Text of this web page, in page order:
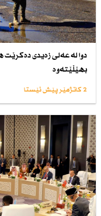
دوا لە عەلی زەیدی دەكرێت
بهێڵێتەوە
2 کاتژمێر پێش ئێستا